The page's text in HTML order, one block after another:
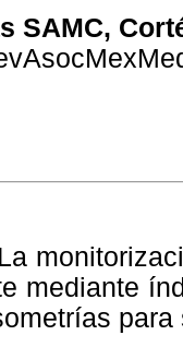
SAMC,
La
mediante